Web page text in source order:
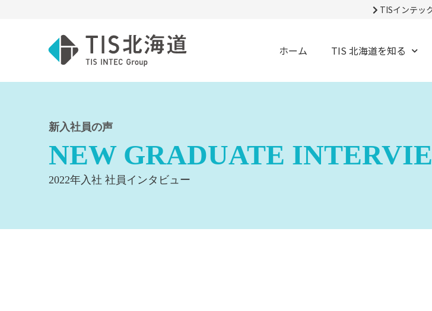
TISインテッ
ホーム TIS 北海道を知る
新入社員の声
NEW GRADUATE
2022年入社 社員インタビュー